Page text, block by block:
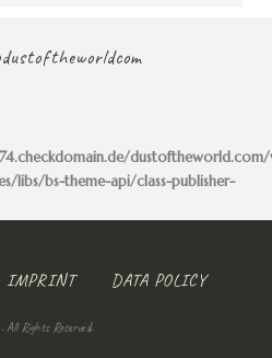
libs/bs-theme-api/class-publisher-
IMPRINT DATA POLICY
All Rights Reserved.